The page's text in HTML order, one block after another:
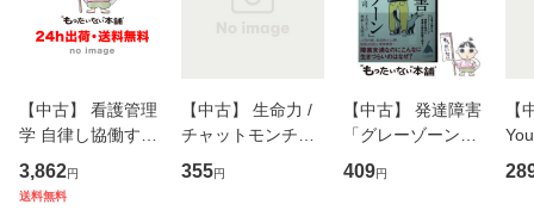
【中古】 看護管理
学 自律し協働する
専門職の看護マネ
ジメントスキル 改
3,862円
送料無料
【中古】 生命力 /
チャットモンチー /
キューンレコード
[CD]【メール便送
355円
【中古】 発達障害
「グレーゾーン」
その正しい理解と
克服法 (SB新書 57
409円
【
のが